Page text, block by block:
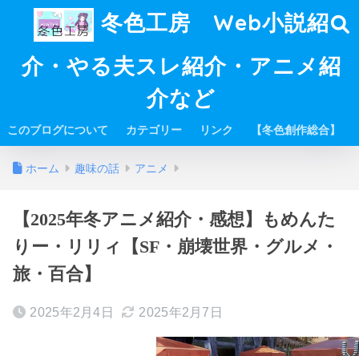
冬色工房 Web小説紹
介・やる夫スレ紹介・アニメ紹
介など
このブログについて カテゴリー リンク 【冬色創作総合】
ホーム 趣味の話 アニメ
【2025年冬アニメ紹介・感想】もめんた
りー・リリィ【SF・崩壊世界・グルメ・
旅・百合】
2025年2月4日 2025年2月7日